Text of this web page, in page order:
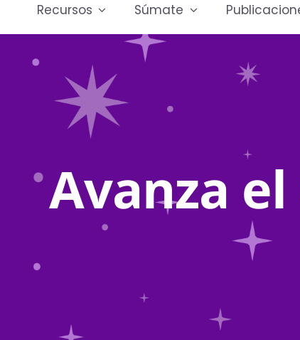
Recursos
Súmate
Avanza